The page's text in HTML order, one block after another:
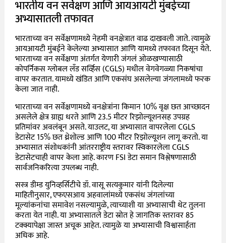
भारतीय वन सर्वेक्षण आणि आयआयटी मुंबईच्या
अभ्यासातली तफावत
भारताच्या वन सर्वेक्षणामध्ये नेहमी वनक्षेत्रात वाढ दाखवली जाते. त्यामुळे
आयआयटी मुंबईने केलेल्या अभ्यासात आणि यामध्ये तफावत दिसून येते.
भारताच्या वन सर्वेक्षणा अंतर्गत येणारी जंगलं ओळखण्यासाठी
कोपर्निकस ग्लोबल लँड सर्व्हिस (CGLS) मधील वेगवेगळ्या निकषांचा
वापर करतात. यामध्ये खंडित आणि एकसंघ असलेल्या जंगलामध्ये फरक
केला जात नाही.
भारताच्या वन सर्वेक्षणामध्ये वनक्षेत्रांना किमान 10% वृक्ष छत आच्छादन
असलेले क्षेत्र ग्राह्य धरते आणि 23.5 मीटर रिझोल्यूशनसह उपग्रह
प्रतिमांवर अवलंबून असते. याउलट, या अभ्यासात वापरलेला CGLS
डेटासेट 15% छत थ्रेशोल्ड आणि 100 मीटर रिझोल्यूशन लागू करतो. या
अभ्यासात संशोधकांनी आंतरराष्ट्रीय स्तरावर स्विकारलेला CGLS
डेटासेटचाही वापर केला आहे. कारण FSI डेटा समान विश्लेषणासाठी
सार्वजनिकरित्या उपलब्ध नाही.
सस्त्र डीम्ड युनिव्हर्सिटीचे डॉ. वासू सत्यकुमार यांनी दिलेल्या
माहितीनुसार, एफएसआय अहवालांमध्ये एकसंध जंगलांच्या
मूल्यांकनांचा समावेश नसल्यामुळे, त्याच्याशी या अभ्यासाची थेट तुलना
करता येत नाही. या अभ्यासातले डेटा स्रोत हे जागतिक स्तरावर 85
टक्क्यापेक्षा जास्त अचूक आहेत. त्यामुळे या अभ्यासाची विश्वासार्हता
अधिक आहे.